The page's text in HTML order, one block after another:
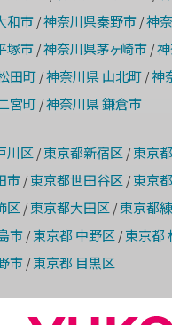
和市/神奈川県秦野市/神
塚市/神奈川県茅ヶ崎市/
田町/神奈川県 山北町/神
宮町/神奈川県 鎌倉市
川区 / 東京都新宿区 / 東京
市/ 東京都世田谷区 / 東京
区 / 東京都大田区 / 東京都
市/ 東京都 中野区 / 東京都
市/ 東京都 目黒区